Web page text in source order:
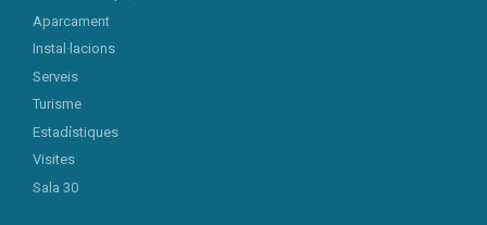
Aparcament
Instal·lacions
Serveis
Turisme
Estadístiques
Visites
Sala 30